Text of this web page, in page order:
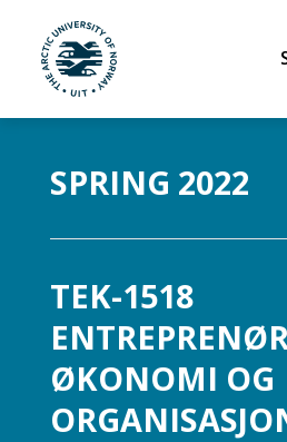
UiT The Arctic
SPRING 2022
TEK-1518
ØKONOMI OG